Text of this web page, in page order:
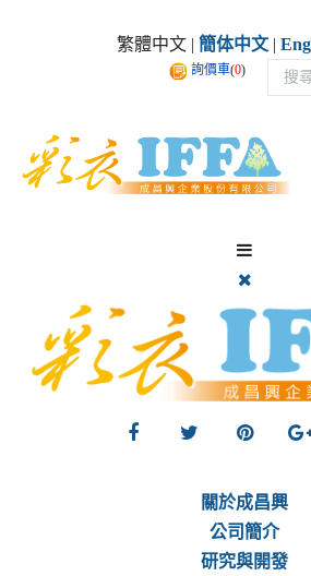
繁體中文 | 簡体中文 |
詢價車(0)
關於成昌興
公司簡介
研究與開發